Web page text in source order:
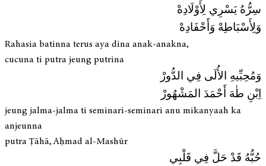
سِرُّهُ يَسْرِي لِأَوْلَادِهْ
وَلِأَسْبَاطِهْ وَأَحْفَادِهْ
Rahasia batinna terus aya dina anak-anakna,
cucuna ti putra jeung putrina
وَمُحِبِّيهِ الأُلَى فِي الدُّورْ
اِبْنِ طٰهَ أَحْمَدَ المَشْهُورْ
jeung jalma-jalma ti seminari-seminari anu mikanyaah ka
anjeunna
putra Ṭāhā, Aḥmad al-Mashūr
حُبُّهُ قَدْ حَلَّ فِي قَلْبِي